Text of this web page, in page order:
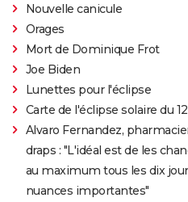
Nouvelle canicule
Orages
Mort de Dominique Frot
Joe Biden
Lunettes pour l'éclipse
Carte de l'éclipse solaire du
Alvaro Fernandez,
draps : "L'idéal est de les
au maximum tous les dix
nuances importantes"